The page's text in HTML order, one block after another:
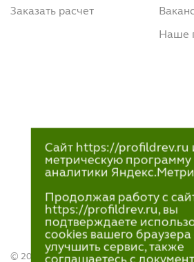
Заказать расчет
Наше
© 2021—2023
Сайт https://profildrev.ru
метрическую программу
аналитики
Продолжая работу с
https://profildrev.ru, вы
подтверждаете
cookies вашего
улучшить сервис, также